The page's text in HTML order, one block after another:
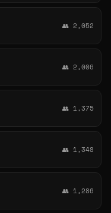
👥 2,052
👥 2,006
👥 1,375
👥 1,348
👥 1,286